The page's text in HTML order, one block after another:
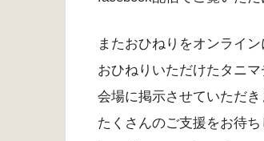
またおひねりをオンライ
おひねりいただけたタニ
会場に掲示させていただき
たくさんのご支援をお待ち